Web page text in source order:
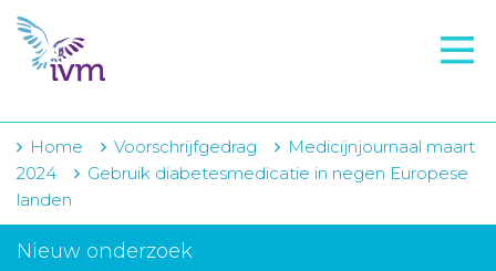
VMI
FTO voorbereiding
IVM-academie
Zorginstellingen
Home Voorschrijfgedrag
Medicijnjournaal maart
2024
Gebruik diabetesmedicatie in negen Europese
landen
Nieuw onderzoek